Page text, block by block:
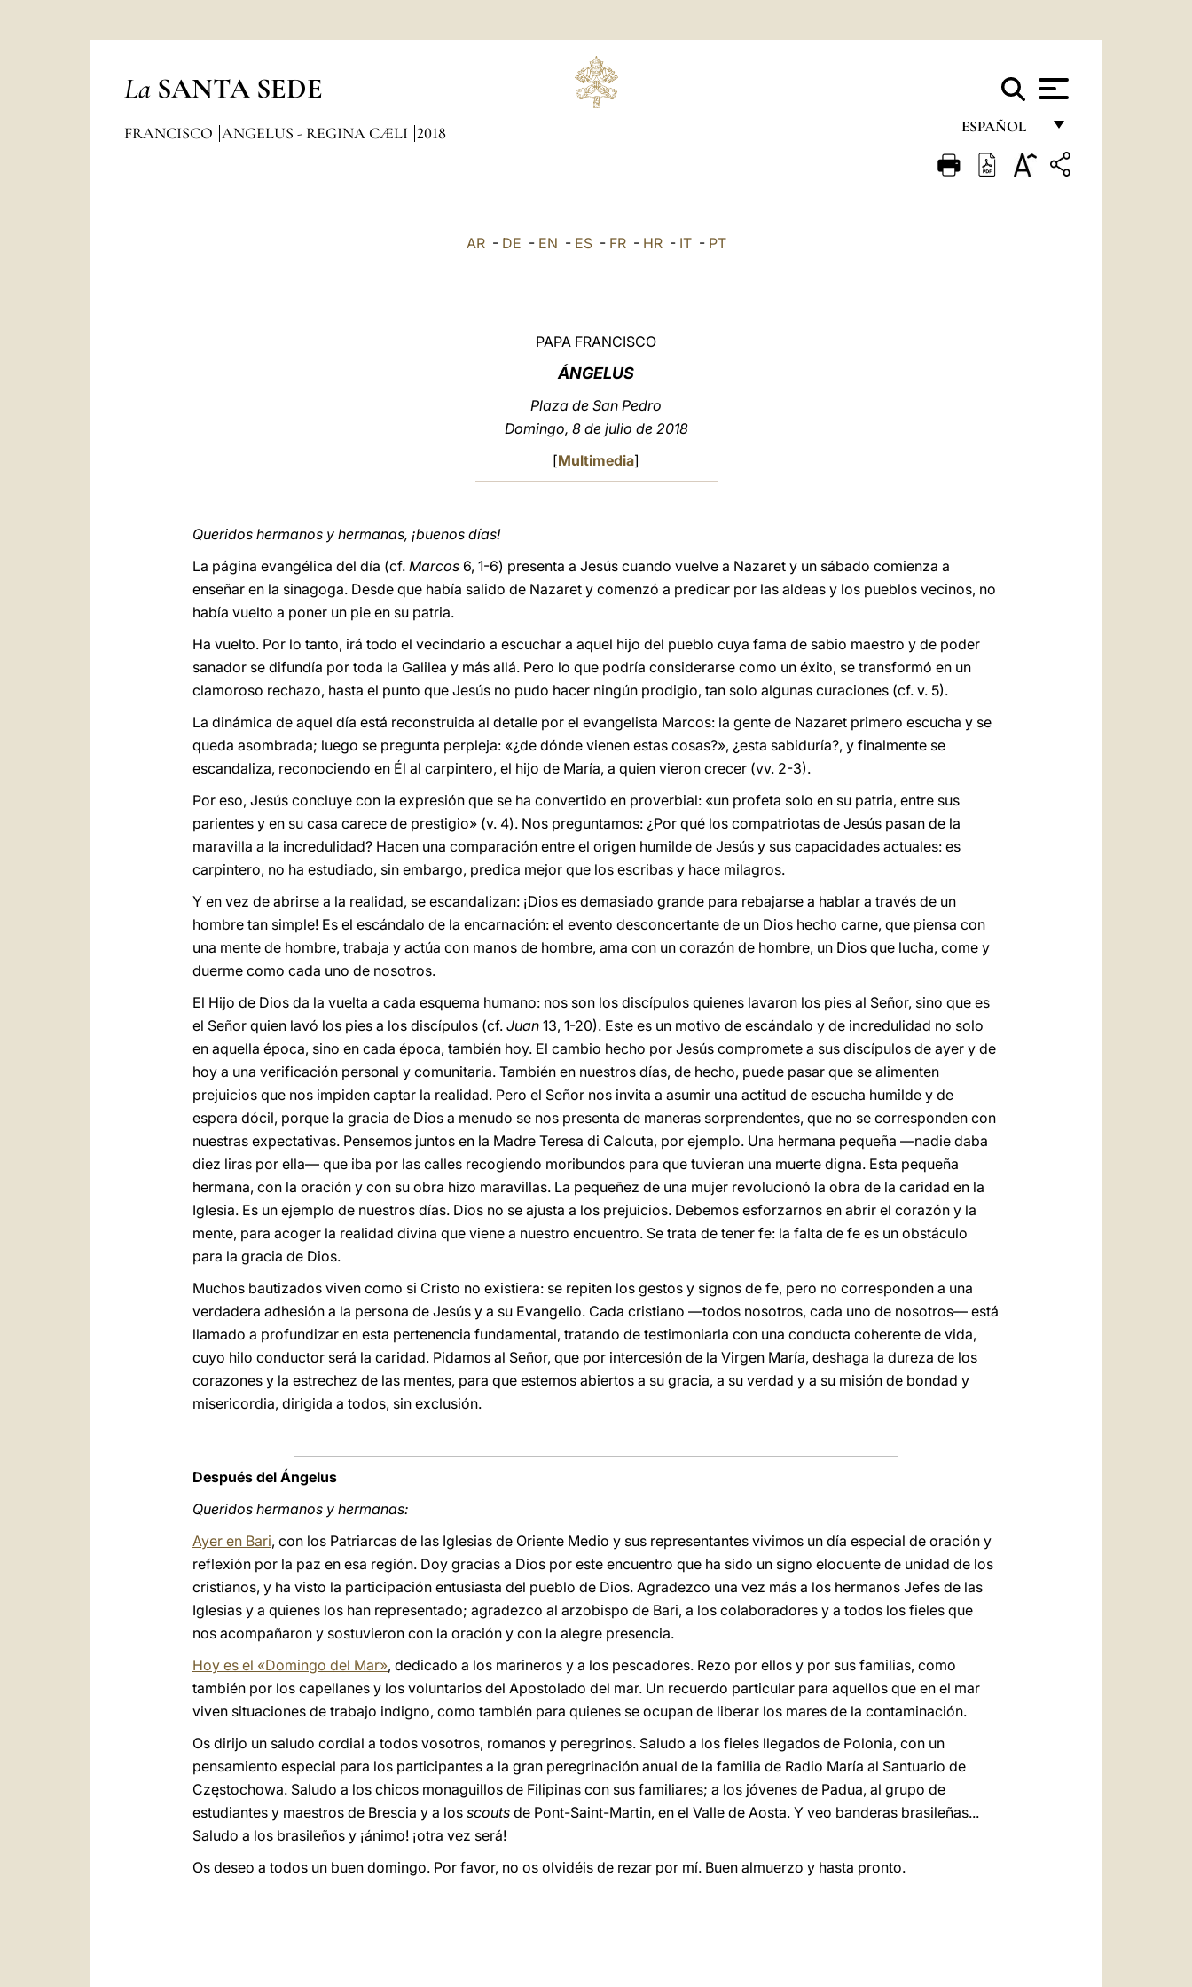
La SANTA SEDE
ESPAÑOL
FRANÇAIS
FRANCISCO ANGELUS - REGINA CÆLI 2018
AR- DE - EN - ES- FR- HR- IT- PT
PAPA FRANCISCO
ÁNGELUS
Plaza de San Pedro
Domingo, 8 de julio de 2018
[Multimedia]
Queridos hermanos y hermanas, ¡buenos días!
La página evangélica del día (cf. Marcos 6, 1-6) presenta a Jesús cuando vuelve a Nazaret y un sábado comienza a
enseñar en la sinagoga. Desde que había salido de Nazaret y comenzó a predicar por las aldeas y los pueblos vecinos, no
había vuelto a poner un pie en su patria.
Ha vuelto. Por lo tanto, irá todo el vecindario a escuchar a aquel hijo del pueblo cuya fama de sabio maestro y de poder
sanador se difundía por toda la Galilea y más allá. Pero lo que podría considerarse como un éxito, se transformó en un
clamoroso rechazo, hasta el punto que Jesús no pudo hacer ningún prodigio, tan solo algunas curaciones (cf. v. 5).
La dinámica de aquel día está reconstruida al detalle por el evangelista Marcos: la gente de Nazaret primero escucha y se
queda asombrada; luego se pregunta perpleja: «¿de dónde vienen estas cosas?», ¿esta sabiduría?, y finalmente se
escandaliza, reconociendo en Él al carpintero, el hijo de María, a quien vieron crecer (vv. 2-3).
Por eso, Jesús concluye con la expresión que se ha convertido en proverbial: «un profeta solo en su patria, entre sus
parientes y en su casa carece de prestigio» (v. 4). Nos preguntamos: ¿Por qué los compatriotas de Jesús pasan de la
maravilla a la incredulidad? Hacen una comparación entre el origen humilde de Jesús y sus capacidades actuales: es
carpintero, no ha estudiado, sin embargo, predica mejor que los escribas y hace milagros.
Y en vez de abrirse a la realidad, se escandalizan: ¡Dios es demasiado grande para rebajarse a hablar a través de un
hombre tan simple! Es el escándalo de la encarnación: el evento desconcertante de un Dios hecho carne, que piensa con
una mente de hombre, trabaja y actúa con manos de hombre, ama con un corazón de hombre, un Dios que lucha, come y
duerme como cada uno de nosotros.
El Hijo de Dios da la vuelta a cada esquema humano: nos son los discípulos quienes lavaron los pies al Señor, sino que es
el Señor quien lavó los pies a los discípulos (cf. Juan 13, 1-20). Este es un motivo de escándalo y de incredulidad no solo
en aquella época, sino en cada época, también hoy. El cambio hecho por Jesús compromete a sus discípulos de ayer y de
hoy a una verificación personal y comunitaria. También en nuestros días, de hecho, puede pasar que se alimenten
prejuicios que nos impiden captar la realidad. Pero el Señor nos invita a asumir una actitud de escucha humilde y de
espera dócil, porque la gracia de Dios a menudo se nos presenta de maneras sorprendentes, que no se corresponden con
nuestras expectativas. Pensemos juntos en la Madre Teresa di Calcuta, por ejemplo. Una hermana pequeña —nadie daba
diez liras por ella— que iba por las calles recogiendo moribundos para que tuvieran una muerte digna. Esta pequeña
hermana, con la oración y con su obra hizo maravillas. La pequeñez de una mujer revolucionó la obra de la caridad en la
Iglesia. Es un ejemplo de nuestros días. Dios no se ajusta a los prejuicios. Debemos esforzarnos en abrir el corazón y la
mente, para acoger la realidad divina que viene a nuestro encuentro. Se trata de tener fe: la falta de fe es un obstáculo
para la gracia de Dios.
Muchos bautizados viven como si Cristo no existiera: se repiten los gestos y signos de fe, pero no corresponden a una
verdadera adhesión a la persona de Jesús y a su Evangelio. Cada cristiano —todos nosotros, cada uno de nosotros— está
llamado a profundizar en esta pertenencia fundamental, tratando de testimoniarla con una conducta coherente de vida,
cuyo hilo conductor será la caridad. Pidamos al Señor, que por intercesión de la Virgen María, deshaga la dureza de los
corazones y la estrechez de las mentes, para que estemos abiertos a su gracia, a su verdad y a su misión de bondad y
misericordia, dirigida a todos, sin exclusión.
Después del Ángelus
Queridos hermanos y hermanas:
Ayer en Bari, con los Patriarcas de las Iglesias de Oriente Medio y sus representantes vivimos un día especial de oración y
reflexión por la paz en esa región. Doy gracias a Dios por este encuentro que ha sido un signo elocuente de unidad de los
cristianos, y ha visto la participación entusiasta del pueblo de Dios. Agradezco una vez más a los hermanos Jefes de las
Iglesias y a quienes los han representado; agradezco al arzobispo de Bari, a los colaboradores y a todos los fieles que
nos acompañaron y sostuvieron con la oración y con la alegre presencia.
Hoy es el «Domingo del Mar», dedicado a los marineros y a los pescadores. Rezo por ellos y por sus familias, como
también por los capellanes y los voluntarios del Apostolado del mar. Un recuerdo particular para aquellos que en el mar
viven situaciones de trabajo indigno, como también para quienes se ocupan de liberar los mares de la contaminación.
Os dirijo un saludo cordial a todos vosotros, romanos y peregrinos. Saludo a los fieles llegados de Polonia, con un
pensamiento especial para los participantes a la gran peregrinación anual de la familia de Radio María al Santuario de
Częstochowa. Saludo a los chicos monaguillos de Filipinas con sus familiares; a los jóvenes de Padua, al grupo de
estudiantes y maestros de Brescia y a los scouts de Pont-Saint-Martin, en el Valle de Aosta. Y veo banderas brasileñas...
Saludo a los brasileños y ¡ánimo! ¡otra vez será!
Os deseo a todos un buen domingo. Por favor, no os olvidéis de rezar por mí. Buen almuerzo y hasta pronto.